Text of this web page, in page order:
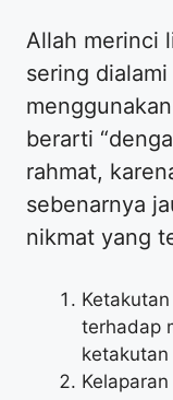
Allah merinci
sering
berarti
rahmat,
sebenarnya
nikmat yang
terhadap
ketakutan